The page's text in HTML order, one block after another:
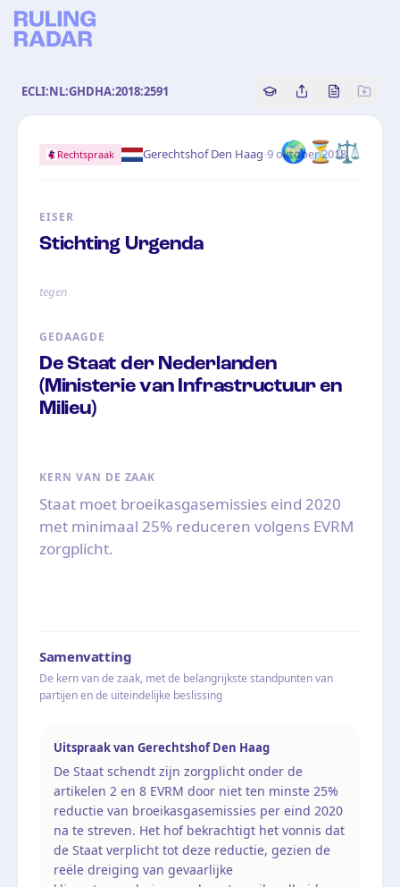
ECLI:NL:GHDHA:2018:2591 Copy source
Share this
Bekijk
🌍⏳⚖️
Rechtspraak Gerechtshof Den Haag·9 oktober 2018
EISER
Stichting Urgenda
tegen
GEDAAGDE
De Staat der Nederlanden
(Ministerie van Infrastructuur en
Milieu)
KERN VAN DE ZAAK
Staat moet broeikasgasemissies eind 2020
met minimaal 25% reduceren volgens EVRM
zorgplicht.
Samenvatting
De kern van de zaak, met de belangrijkste standpunten van
partijen en de uiteindelijke beslissing
Uitspraak van Gerechtshof Den Haag
De Staat schendt zijn zorgplicht onder de
artikelen 2 en 8 EVRM door niet ten minste 25%
reductie van broeikasgasemissies per eind 2020
na te streven. Het hof bekrachtigt het vonnis dat
de Staat verplicht tot deze reductie, gezien de
reële dreiging van gevaarlijke